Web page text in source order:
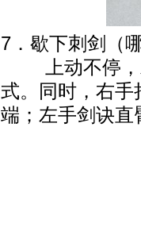
7 ．歇下刺剑（
上动不停，左
式。同时，右手
端；左手剑诀直